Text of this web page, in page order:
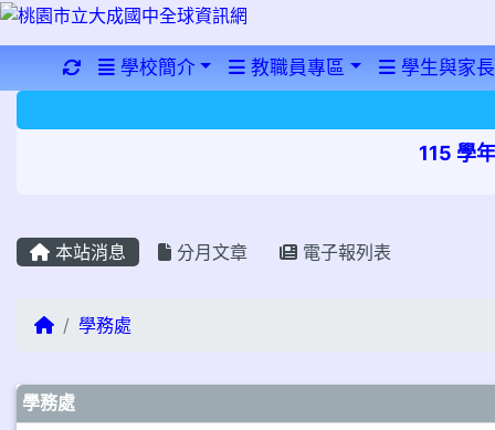
重新取得佈景設定
學校簡介 教職員專區 學生與家
115 學
本站消息 分月文章 電子報列表
回首頁學務處
文章列表
學務處